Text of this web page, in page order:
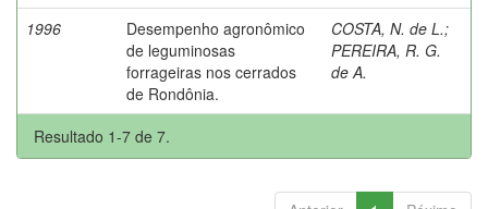
1996
Desempenho agronômico
de leguminosas
forrageiras nos cerrados
de Rondônia.
COSTA, N. de L.;
PEREIRA, R. G.
de A.
Resultado 1-7 de 7.